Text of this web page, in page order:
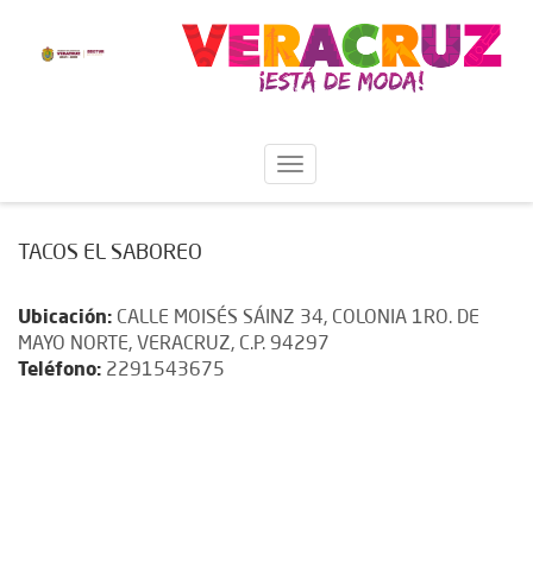
TACOS EL SABOREO
Ubicación: CALLE MOISÉS SÁINZ 34, COLONIA 1RO. DE
MAYO NORTE, VERACRUZ, C.P. 94297
Teléfono: 2291543675